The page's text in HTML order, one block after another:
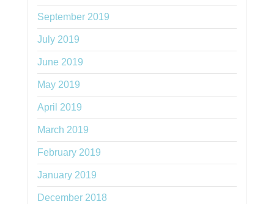
September 2019
July 2019
June 2019
May 2019
April 2019
March 2019
February 2019
January 2019
December 2018